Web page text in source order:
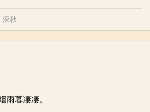
深秋
雨暮凄凄。